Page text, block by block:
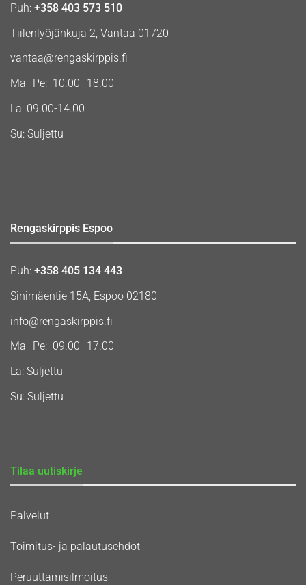
Puh: +358 403 573 510
Tiilenlyöjänkuja 2, Vantaa 01720
vantaa@rengaskirppis.fi
Ma–Pe: 10.00–18.00
La: 09.00-14.00
Su: Suljettu
Rengaskirppis Espoo
Puh: +358 405 134 443
Sinimäentie 15A, Espoo 02180
info@rengaskirppis.fi
Ma–Pe: 09.00–17.00
La: Suljettu
Su: Suljettu
Tilaa uutiskirje
Palvelut
Toimitus- ja palautusehdot
Peruuttamisilmoitus